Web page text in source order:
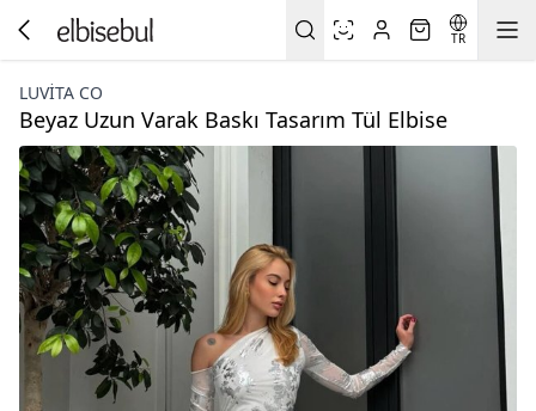
TR
LUVITA CO
Beyaz Uzun Varak Baskı Tasarım Tül Elbise